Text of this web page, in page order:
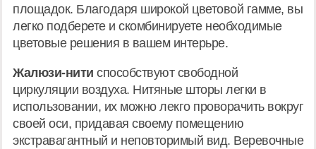
площадок. Благодаря широкой цветовой гамме, вы
легко подберете и скомбинируете необходимые
цветовые решения в вашем интерьре.
Жалюзи-нити способствуют свободной
циркуляции воздуха. Нитяные шторы легки в
использовании, их можно лекго проворачить вокруг
своей оси, придавая своему помещению
экстравагантный и неповторимый вид. Веревочные